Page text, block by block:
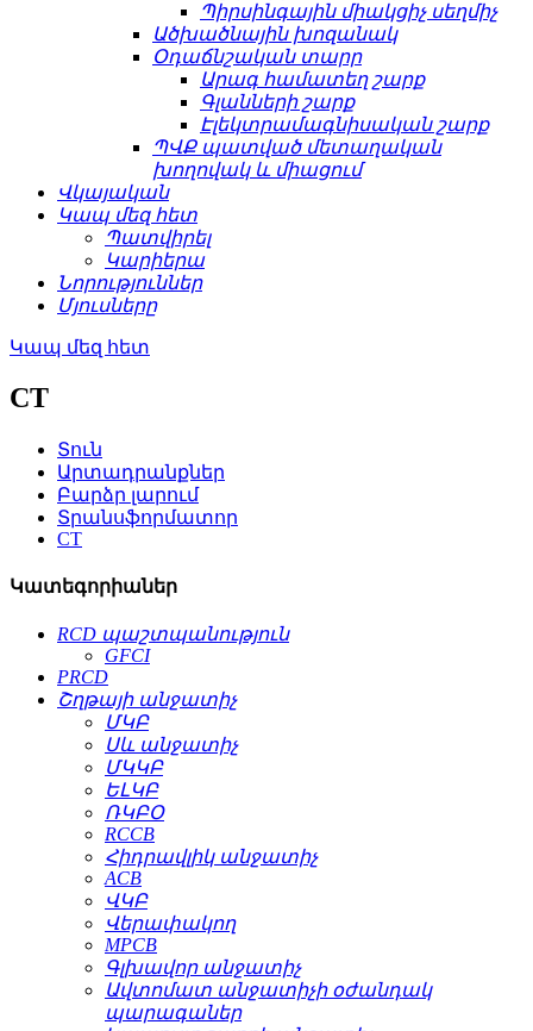
Պիրսինգային միակցիչ սեղմիչ
Ածխածնային խոզանակ
Օդաճնշական տարր
Արագ համատեղ շարք
Գլանների շարք
Էլեկտրամագնիսական շարք
ՊՎՔ պատված մետաղական
խողովակ և միացում
Վկայական
Կապ մեզ հետ
Պատվիրել
Կարիերա
Նորություններ
Մյուսները
Կապ մեզ հետ
CT
Տուն
Արտադրանքներ
Բարձր լարում
Տրանսֆորմատոր
CT
Կատեգորիաներ
RCD պաշտպանություն
GFCI
PRCD
Շղթայի անջատիչ
ՄԿԲ
Սև անջատիչ
ՄԿԿԲ
ԵԼԿԲ
ՌԿԲՕ
RCCB
Հիդրավլիկ անջատիչ
ACB
ՎԿԲ
Վերափակող
MPCB
Գլխավոր անջատիչ
Ավտոմատ անջատիչի օժանդակ
պարագաներ